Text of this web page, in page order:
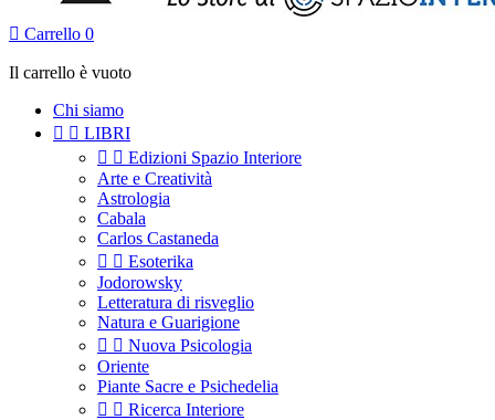
 Carrello 0
Il carrello è vuoto
Chi siamo
  LIBRI
  Edizioni Spazio Interiore
Arte e Creatività
Astrologia
Cabala
Carlos Castaneda
  Esoterika
Jodorowsky
Letteratura di risveglio
Natura e Guarigione
  Nuova Psicologia
Oriente
Piante Sacre e Psichedelia
  Ricerca Interiore